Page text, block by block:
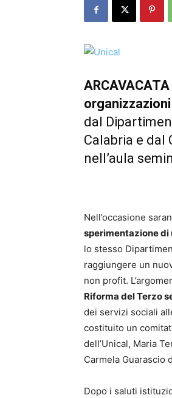
dal
Calabria e dal
nell’aula
Nell’occasione
sperimentazione di
lo stesso
raggiungere un
non profit.
Riforma del Terzo
dei servizi sociali
costituito un
dell’Unical, Maria
Carmela Guarascio
Dopo i saluti